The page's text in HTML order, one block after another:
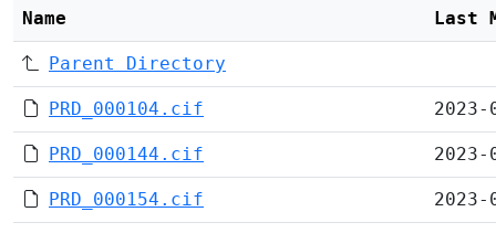
Name Last
Parent Directory
PRD_000104.cif
PRD_000144.cif
PRD_000154.cif